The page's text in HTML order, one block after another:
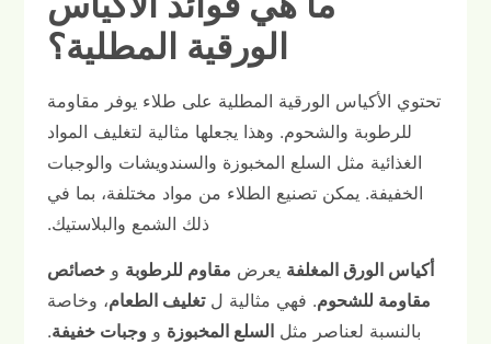
الورقية المطلية؟
تحتوي الأكياس الورقية المطلية على طلاء يوفر مقاومة
للرطوبة والشحوم. وهذا يجعلها مثالية لتغليف المواد
الغذائية مثل السلع المخبوزة والسندويشات والوجبات
الخفيفة. يمكن تصنيع الطلاء من مواد مختلفة، بما في
ذلك الشمع والبلاستيك.
أكياس الورق المغلفة يعرض مقاوم للرطوبة وخصائص
مقاومة للشحوم. فهي مثالية لتغليف الطعام، وخاصة
بالنسبة لعناصر مثل السلع المخبوزة ووجبات خفيفة.